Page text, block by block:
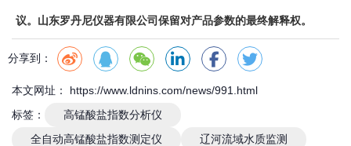
议。山东罗丹尼仪器有限公司保留对产品参数的最终解释权。
分享到：
本文网址： https://www.ldnins.com/news/991.html
标签：
高锰酸盐指数分析仪
全自动高锰酸盐指数测定仪
辽河流域水质监测